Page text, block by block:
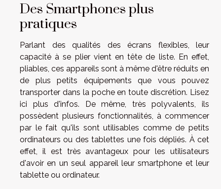
Des Smartphones plus
pratiques
Parlant des qualités des écrans flexibles, leur
capacité à se plier vient en tête de liste. En effet,
pliables, ces appareils sont à même d'être réduits en
de plus petits équipements que vous pouvez
transporter dans la poche en toute discrétion. Lisez
ici plus d'infos. De même, très polyvalents, ils
possèdent plusieurs fonctionnalités, à commencer
par le fait qu'ils sont utilisables comme de petits
ordinateurs ou des tablettes une fois dépliés. À cet
effet, il est très avantageux pour les utilisateurs
d'avoir en un seul appareil leur smartphone et leur
tablette ou ordinateur.